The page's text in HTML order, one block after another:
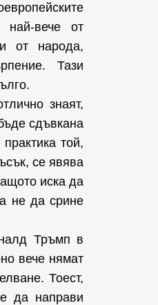
вече от
и от народа,
Тази
знаят,
сдъвкана
той,
се явява
иска да
а не да срине
Тръмп в
вече нямат
Тоест,
да направи